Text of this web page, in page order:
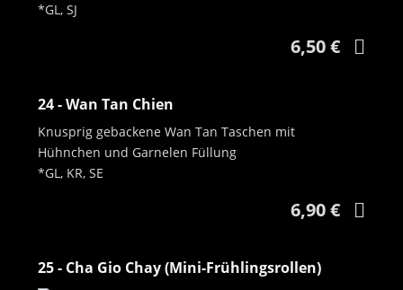
*GL, SJ
6,50 €
24 - Wan Tan Chien
Knusprig gebackene Wan Tan Taschen mit
Hühnchen und Garnelen Füllung
*GL, KR, SE
6,90 €
25 - Cha Gio Chay (Mini-Frühlingsrollen)